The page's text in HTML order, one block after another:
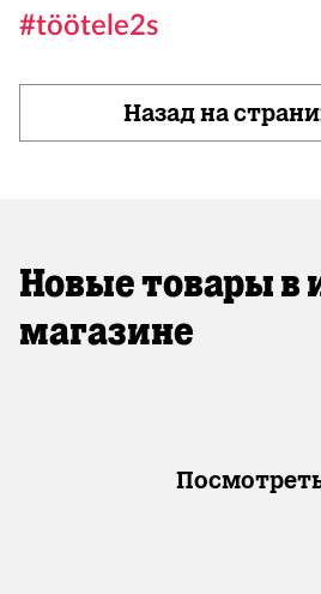
#töötele2s
Назад на
Новые товары в
магазине